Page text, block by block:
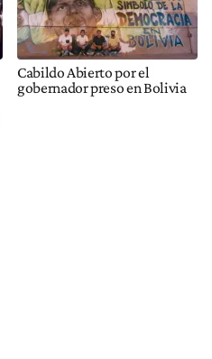
Cabildo Abierto por el
gobernador preso en Bolivia